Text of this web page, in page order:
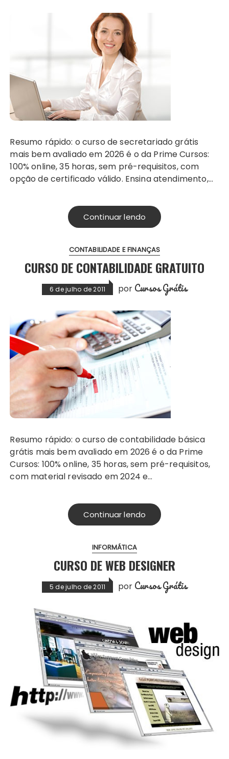
Resumo rápido: o curso de secretariado grátis
mais bem avaliado em 2026 é o da Prime Cursos:
100% online, 35 horas, sem pré-requisitos, com
opção de certificado válido. Ensina atendimento,…
Continuar lendo
CONTABILIDADE E FINANÇAS
CURSO DE CONTABILIDADE GRATUITO
6 de julho de 2011 por Cursos Grátis
Resumo rápido: o curso de contabilidade básica
grátis mais bem avaliado em 2026 é o da Prime
Cursos: 100% online, 35 horas, sem pré-requisitos,
com material revisado em 2024 e…
Continuar lendo
INFORMÁTICA
CURSO DE WEB DESIGNER
5 de julho de 2011 por Cursos Grátis